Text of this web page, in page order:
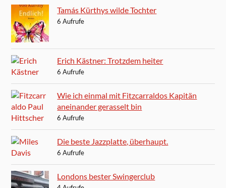
Tamás Kürthys wilde Tochter
6 Aufrufe
Erich Kästner: Trotzdem heiter
6 Aufrufe
Wie ich einmal mit Fitzcarraldos Kapitän
aneinander gerasselt bin
6 Aufrufe
Die beste Jazzplatte, überhaupt.
6 Aufrufe
Londons bester Swingerclub